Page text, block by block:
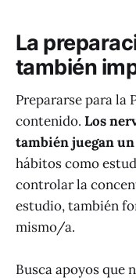
La
también
Prepararse para la
contenido. Los
también juegan
hábitos como
controlar la
estudio, también
mismo/a.
Busca apoyos que